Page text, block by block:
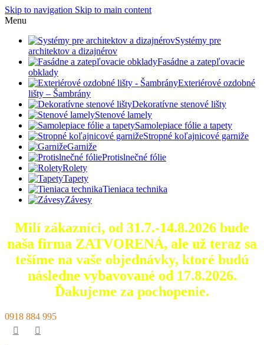
Skip to navigation Skip to main content
Menu
Systémy pre
architektov a dizajnérov
Fasádne a zatepľovacie
obklady
Exteriérové ozdobné
lišty – Šambrány
Dekoratívne stenové lišty
Stenové lamely
Samolepiace fólie a tapety
Stropné koľajnicové garniže
Garniže
Protislnečné fólie
Rolety
Tapety
Tieniaca technika
Závesy
Milí zákazníci, od 31.7.-14.8.2026 bude
naša firma ZATVORENÁ, ale už teraz sa
tešíme na vaše objednávky, ktoré budú
následne vybavované od 17.8.2026.
Ďakujeme za pochopenie.
0918 884 995